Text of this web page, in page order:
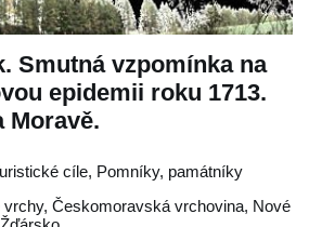
Smutná vzpomínka na
epidemii roku 1713.
Moravě.
cíle, Pomníky, památníky
vrchy, Českomoravská vrchovina, Nové